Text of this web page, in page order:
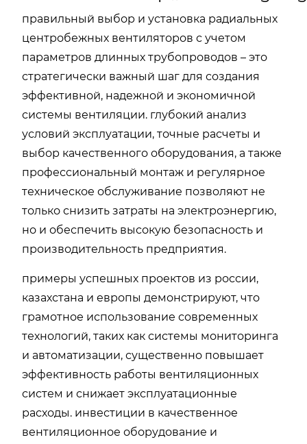
правильный выбор и установка радиальных
центробежных вентиляторов с учетом
параметров длинных трубопроводов – это
стратегически важный шаг для создания
эффективной, надежной и экономичной
системы вентиляции. глубокий анализ
условий эксплуатации, точные расчеты и
выбор качественного оборудования, а также
профессиональный монтаж и регулярное
техническое обслуживание позволяют не
только снизить затраты на электроэнергию,
но и обеспечить высокую безопасность и
производительность предприятия.
примеры успешных проектов из россии,
казахстана и европы демонстрируют, что
грамотное использование современных
технологий, таких как системы мониторинга
и автоматизации, существенно повышает
эффективность работы вентиляционных
систем и снижает эксплуатационные
расходы. инвестиции в качественное
вентиляционное оборудование и